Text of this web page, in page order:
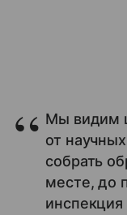
Мы видим
от
собрать
месте, до